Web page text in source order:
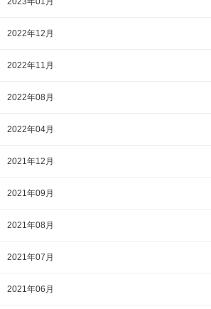
2022年12月
2022年11月
2022年08月
2022年04月
2021年12月
2021年09月
2021年08月
2021年07月
2021年06月